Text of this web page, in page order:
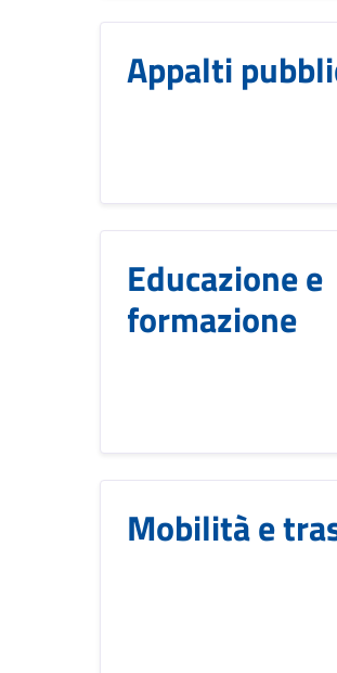
Appalti
Educazione e
formazione
Mobilità e